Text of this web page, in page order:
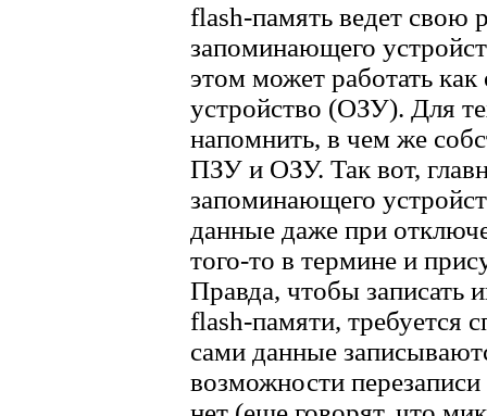
flash-память ведет свою
запоминающего
этом может работать
устройство (ОЗУ). Для
напомнить, в чем же
ПЗУ и ОЗУ. Так вот,
запоминающего
данные даже при
того-то в термине и
Правда, чтобы
flash-памяти, требуется
сами данные
возможности